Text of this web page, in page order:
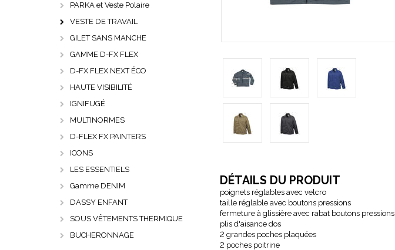
PARKA et Veste Polaire
VESTE DE TRAVAIL
GILET SANS MANCHE
GAMME D-FX FLEX
D-FX FLEX NEXT ÉCO
HAUTE VISIBILITÉ
IGNIFUGÉ
MULTINORMES
D-FLEX FX PAINTERS
ICONS
LES ESSENTIELS
Gamme DENIM
DASSY ENFANT
SOUS VÊTEMENTS THERMIQUE
BUCHERONNAGE
DÉTAILS DU PRODUIT
poignets réglables avec velcro
taille réglable avec boutons pressions
fermeture à glissière avec rabat boutons pressions
plis d'aisance dos
2 grandes poches plaquées
2 poches poitrine